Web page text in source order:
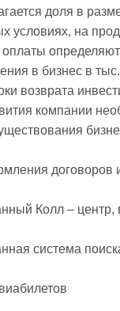
доля в
условиях, на
в бизнес в
возврата
компании
договоров
Колл – центр,
система